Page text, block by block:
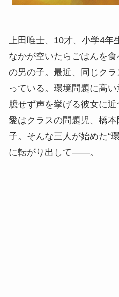
上田唯士、10才、小学4
なかが空いたらごはんを
の男の子。最近、同じク
っている。環境問題に高
臆せず声を挙げる彼女に
愛はクラスの問題児、橋
子。そんな三人が始めた“
に転がり出して――。